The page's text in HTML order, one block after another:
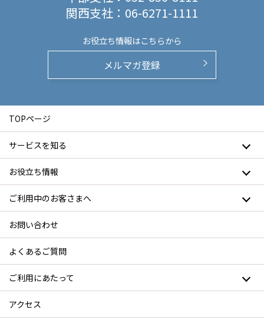
関西支社： 06-6271-1111
お役立ち情報はこちらから
メルマガ登録
TOPページ
サービスを知る
お役立ち情報
ご利用中のお客さまへ
お問い合わせ
よくあるご質問
ご利用にあたって
アクセス